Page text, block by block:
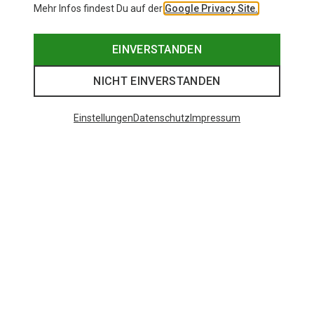
Mehr Infos findest Du auf der Google Privacy Site.
EINVERSTANDEN
NICHT EINVERSTANDEN
EinstellungenDatenschutz Impressum